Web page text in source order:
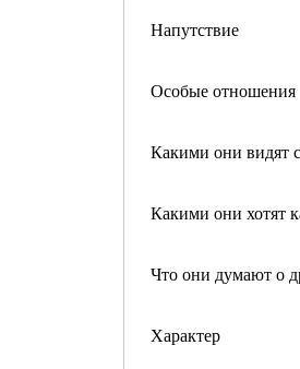
Напутствие
Особые отношения
Какими они видят
Какими они хотят
Что они думают о
Характер